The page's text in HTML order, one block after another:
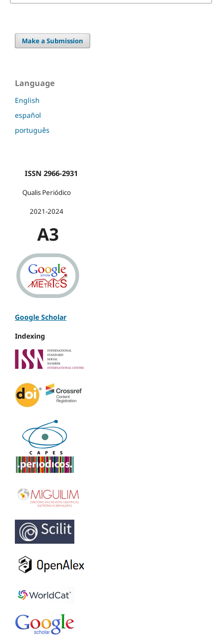
Make a Submission
Language
English
español
português
ISSN 2966-2931
Qualis Periódico
2021-2024
A3
Google Scholar
Indexing